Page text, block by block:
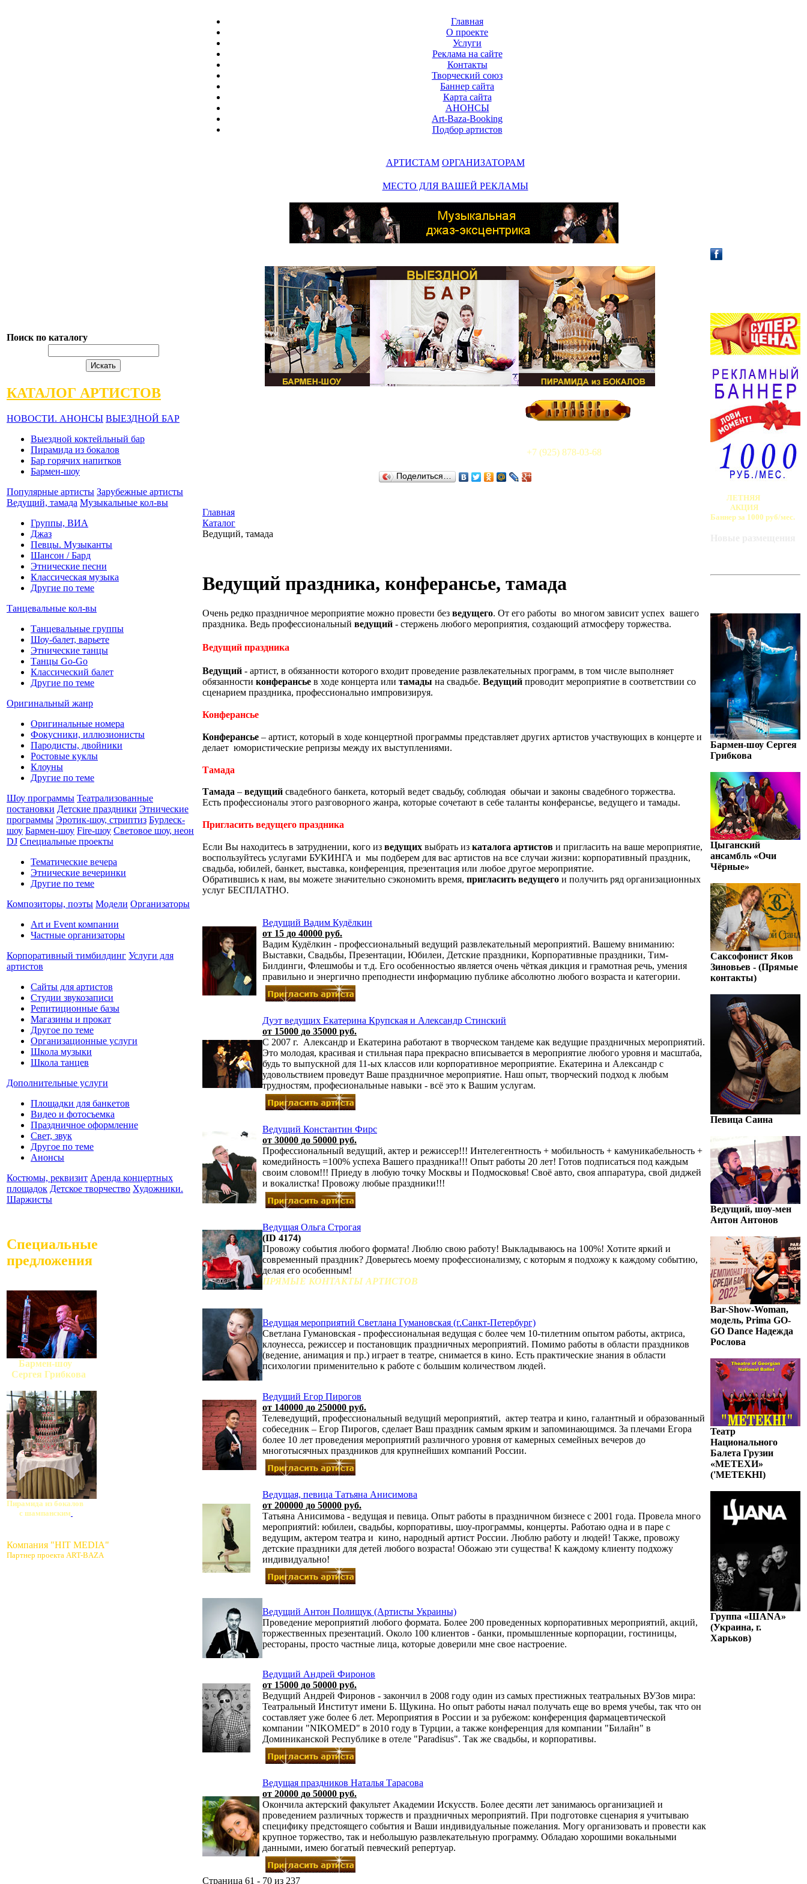
Поиск по каталогу
КАТАЛОГ АРТИСТОВ
НОВОСТИ. АНОНСЫ ВЫЕЗДНОЙ БАР
Выездной коктейльный бар
Пирамида из бокалов
Бар горячих напитков
Бармен-шоу
Популярные артисты Зарубежные артисты
Ведущий, тамада Музыкальные кол-вы
Группы, ВИА
Джаз
Певцы. Музыканты
Шансон / Бард
Этнические песни
Классическая музыка
Другие по теме
Танцевальные кол-вы
Танцевальные группы
Шоу-балет, варьете
Этнические танцы
Танцы Go-Go
Классический балет
Другие по теме
Оригинальный жанр
Оригинальные номера
Фокусники, иллюзионисты
Пародисты, двойники
Ростовые куклы
Клоуны
Другие по теме
Шоу программы Театрализованные
постановки Детские праздники Этнические
программы Эротик-шоу, стриптиз Бурлеск-
шоу Бармен-шоу Fire-шоу Световое шоу, неон
DJ Специальные проекты
Тематические вечера
Этнические вечеринки
Другие по теме
Композиторы, поэты Модели Организаторы
Art и Event компании
Частные организаторы
Корпоративный тимбилдинг Услуги для
артистов
Сайты для артистов
Студии звукозаписи
Репитиционные базы
Магазины и прокат
Другое по теме
Организационные услуги
Школа музыки
Школа танцев
Дополнительные услуги
Площадки для банкетов
Видео и фотосъемка
Праздничное оформление
Свет, звук
Другое по теме
Анонсы
Костюмы, реквизит Аренда концертных
площадок Детское творчество Художники.
Шаржисты
Специальные
предложения
Бармен-шоу
Сергея Грибкова
Пирамида из бокалов
с шампанским
Компания "HIT MEDIA"
Партнер проекта ART-BAZA
Главная
О проекте
Услуги
Реклама на сайте
Контакты
Творческий союз
Баннер сайта
Карта сайта
АНОНСЫ
Art-Baza-Booking
Подбор артистов
АРТИСТАМ ОРГАНИЗАТОРАМ
МЕСТО ДЛЯ ВАШЕЙ РЕКЛАМЫ
+7 (925) 878-03-68
Поделиться…
Главная
Каталог
Ведущий, тамада
Ведущий праздника, конферансье, тамада
Очень редко праздничное мероприятие можно провести без ведущего. От его работы во многом зависит успех вашего
праздника. Ведь профессиональный ведущий - стержень любого мероприятия, создающий атмосферу торжества.
Ведущий праздника
Ведущий - артист, в обязанности которого входит проведение развлекательных программ, в том числе выполняет
обязанности конферансье в ходе концерта или тамады на свадьбе. Ведущий проводит мероприятие в соответствии со
сценарием праздника, профессионально импровизируя.
Конферансье
Конферансье – артист, который в ходе концертной программы представляет других артистов участвующих в концерте и
делает юмористические репризы между их выступлениями.
Тамада
Тамада – ведущий свадебного банкета, который ведет свадьбу, соблюдая обычаи и законы свадебного торжества.
Есть профессионалы этого разговорного жанра, которые сочетают в себе таланты конферансье, ведущего и тамады.
Пригласить ведущего праздника
Если Вы находитесь в затруднении, кого из ведущих выбрать из каталога артистов и пригласить на ваше мероприятие,
воспользуйтесь услугами БУКИНГА и мы подберем для вас артистов на все случаи жизни: корпоративный праздник,
свадьба, юбилей, банкет, выставка, конференция, презентация или любое другое мероприятие.
Обратившись к нам, вы можете значительно сэкономить время, пригласить ведущего и получить ряд организационных
услуг БЕСПЛАТНО.
Ведущий Вадим Кудёлкин
от 15 до 40000 руб.
Вадим Кудёлкин - профессиональный ведущий развлекательный мероприятий. Вашему вниманию:
Выставки, Свадьбы, Презентации, Юбилеи, Детские праздники, Корпоративные праздники, Тим-
Билдинги, Флешмобы и т.д. Его особенностью является очень чёткая дикция и грамотная речь, умения
правильно и энергично преподнести информацию публике абсолютно любого возраста и категории.
Дуэт ведущих Екатерина Крупская и Александр Стинский
от 15000 до 35000 руб.
С 2007 г. Александр и Екатерина работают в творческом тандеме как ведущие праздничных мероприятий.
Это молодая, красивая и стильная пара прекрасно вписывается в мероприятие любого уровня и масштаба,
будь то выпускной для 11-ых классов или корпоративное мероприятие. Екатерина и Александр с
удовольствием проведут Ваше праздничное мероприятие. Наш опыт, творческий подход к любым
трудностям, професиональные навыки - всё это к Вашим услугам.
Ведущий Константин Фирс
от 30000 до 50000 руб.
Профессиональный ведущий, актер и режиссер!!! Интелегентность + мобильность + камуникабельность +
комедийность =100% успеха Вашего праздника!!! Опыт работы 20 лет! Готов подписаться под каждым
своим словом!!! Приеду в любую точку Москвы и Подмосковья! Своё авто, своя аппаратура, свой диджей
и вокалистка! Провожу любые праздники!!!
Ведущая Ольга Строгая
(ID 4174)
Провожу события любого формата! Люблю свою работу! Выкладываюсь на 100%! Хотите яркий и
современный праздник? Доверьтесь моему профессионализму, с которым я подхожу к каждому событию,
делая его особенным!
ПРЯМЫЕ КОНТАКТЫ АРТИСТОВ
Ведущая мероприятий Светлана Гумановская (г.Санкт-Петербург)
Светлана Гумановская - профессиональная ведущая с более чем 10-тилетним опытом работы, актриса,
клоунесса, режиссер и постановщик праздничных мероприятий. Помимо работы в области праздников
(ведение, анимация и пр.) играет в театре, снимается в кино. Есть практические знания в области
психологии применительно к работе с большим количеством людей.
Ведущий Егор Пирогов
от 140000 до 250000 руб.
Телеведущий, профессиональный ведущий мероприятий, актер театра и кино, галантный и образованный
собеседник – Егор Пирогов, сделает Ваш праздник самым ярким и запоминающимся. За плечами Егора
более 10 лет проведения мероприятий различного уровня от камерных семейных вечеров до
многотысячных праздников для крупнейших компаний России.
Ведущая, певица Татьяна Анисимова
от 200000 до 50000 руб.
Татьяна Анисимова - ведущая и певица. Опыт работы в праздничном бизнесе с 2001 года. Провела много
мероприятий: юбилеи, свадьбы, корпоративы, шоу-программы, концерты. Работаю одна и в паре с
ведущим, актером театра и кино, народный артист России. Люблю работу и людей! Также, провожу
детские праздники для детей любого возраста! Обожаю эти существа! К каждому клиенту подхожу
индивидуально!
Ведущий Антон Полищук (Артисты Украины)
Проведение мероприятий любого формата. Более 200 проведенных корпоративных мероприятий, акций,
торжественных презентаций. Около 100 клиентов - банки, промышленные корпорации, гостиницы,
рестораны, просто частные лица, которые доверили мне свое настроение.
Ведущий Андрей Фиронов
от 15000 до 50000 руб.
Ведущий Андрей Фиронов - закончил в 2008 году один из самых престижных театральных ВУЗов мира:
Театральный Институт имени Б. Щукина. Но опыт работы начал получать еще во время учебы, так что он
составляет уже более 6 лет. Мероприятия в России и за рубежом: конференция фармацевтической
компании "NIKOMED" в 2010 году в Турции, а также конференция для компании "Билайн" в
Доминиканской Республике в отеле "Paradisus". Так же свадьбы, и корпоративы.
Ведущая праздников Наталья Тарасова
от 20000 до 50000 руб.
Окончила актерский факультет Академии Искусств. Более десяти лет занимаюсь организацией и
проведением различных торжеств и праздничных мероприятий. При подготовке сценария я учитываю
специфику предстоящего события и Ваши индивидуальные пожелания. Могу организовать и провести как
крупное торжество, так и небольшую развлекательную программу. Обладаю хорошими вокальными
данными, имею богатый певческий репертуар.
Страница 61 - 70 из 237
ЛЕТНЯЯ
АКЦИЯ
Баннер за 1000 руб/мес.
Бармен-шоу Сергея
Грибкова
Цыганский
ансамбль «Очи
Чёрные»
Саксофонист Яков
Зиновьев - (Прямые
контакты)
Певица Саина
Ведущий, шоу-мен
Антон Антонов
Bar-Show-Woman,
модель, Prima GO-
GO Dance Надежда
Рослова
Театр
Национального
Балета Грузии
«МЕТЕХИ»
('METEKHI)
Группа «ШАNА»
(Украина, г.
Харьков)